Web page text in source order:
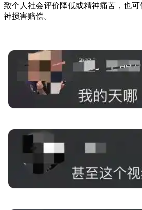
致个人社会评价降低或精神痛苦，也
神损害赔偿。